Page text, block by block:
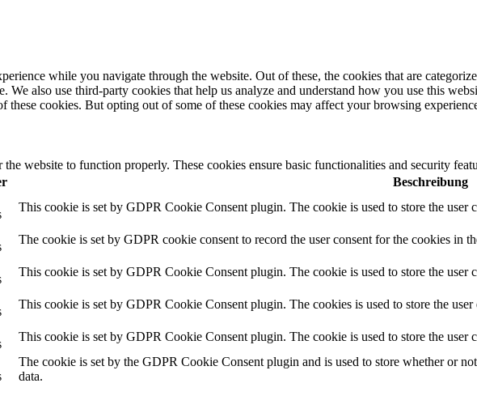
while you navigate through the website. Out of these, the cookies that are
We also use third-party cookies that help us analyze and understand how you use this
these cookies. But opting out of some of these cookies may affect your browsing
website to function properly. These cookies ensure basic functionalities and security
Beschreibung
This cookie is set by GDPR Cookie Consent plugin. The cookie is used to store the
The cookie is set by GDPR cookie consent to record the user consent for the cookies in
This cookie is set by GDPR Cookie Consent plugin. The cookie is used to store the user
This cookie is set by GDPR Cookie Consent plugin. The cookies is used to store the
This cookie is set by GDPR Cookie Consent plugin. The cookie is used to store the user
The cookie is set by the GDPR Cookie Consent plugin and is used to store whether or
data.